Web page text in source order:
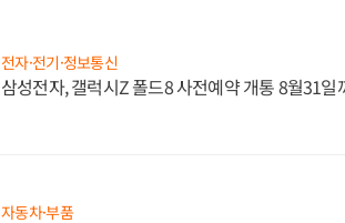
전자·전기·정보통신
삼성전자, 갤럭시Z 폴드8 사전예약 개통 8월31일
자동차·부품